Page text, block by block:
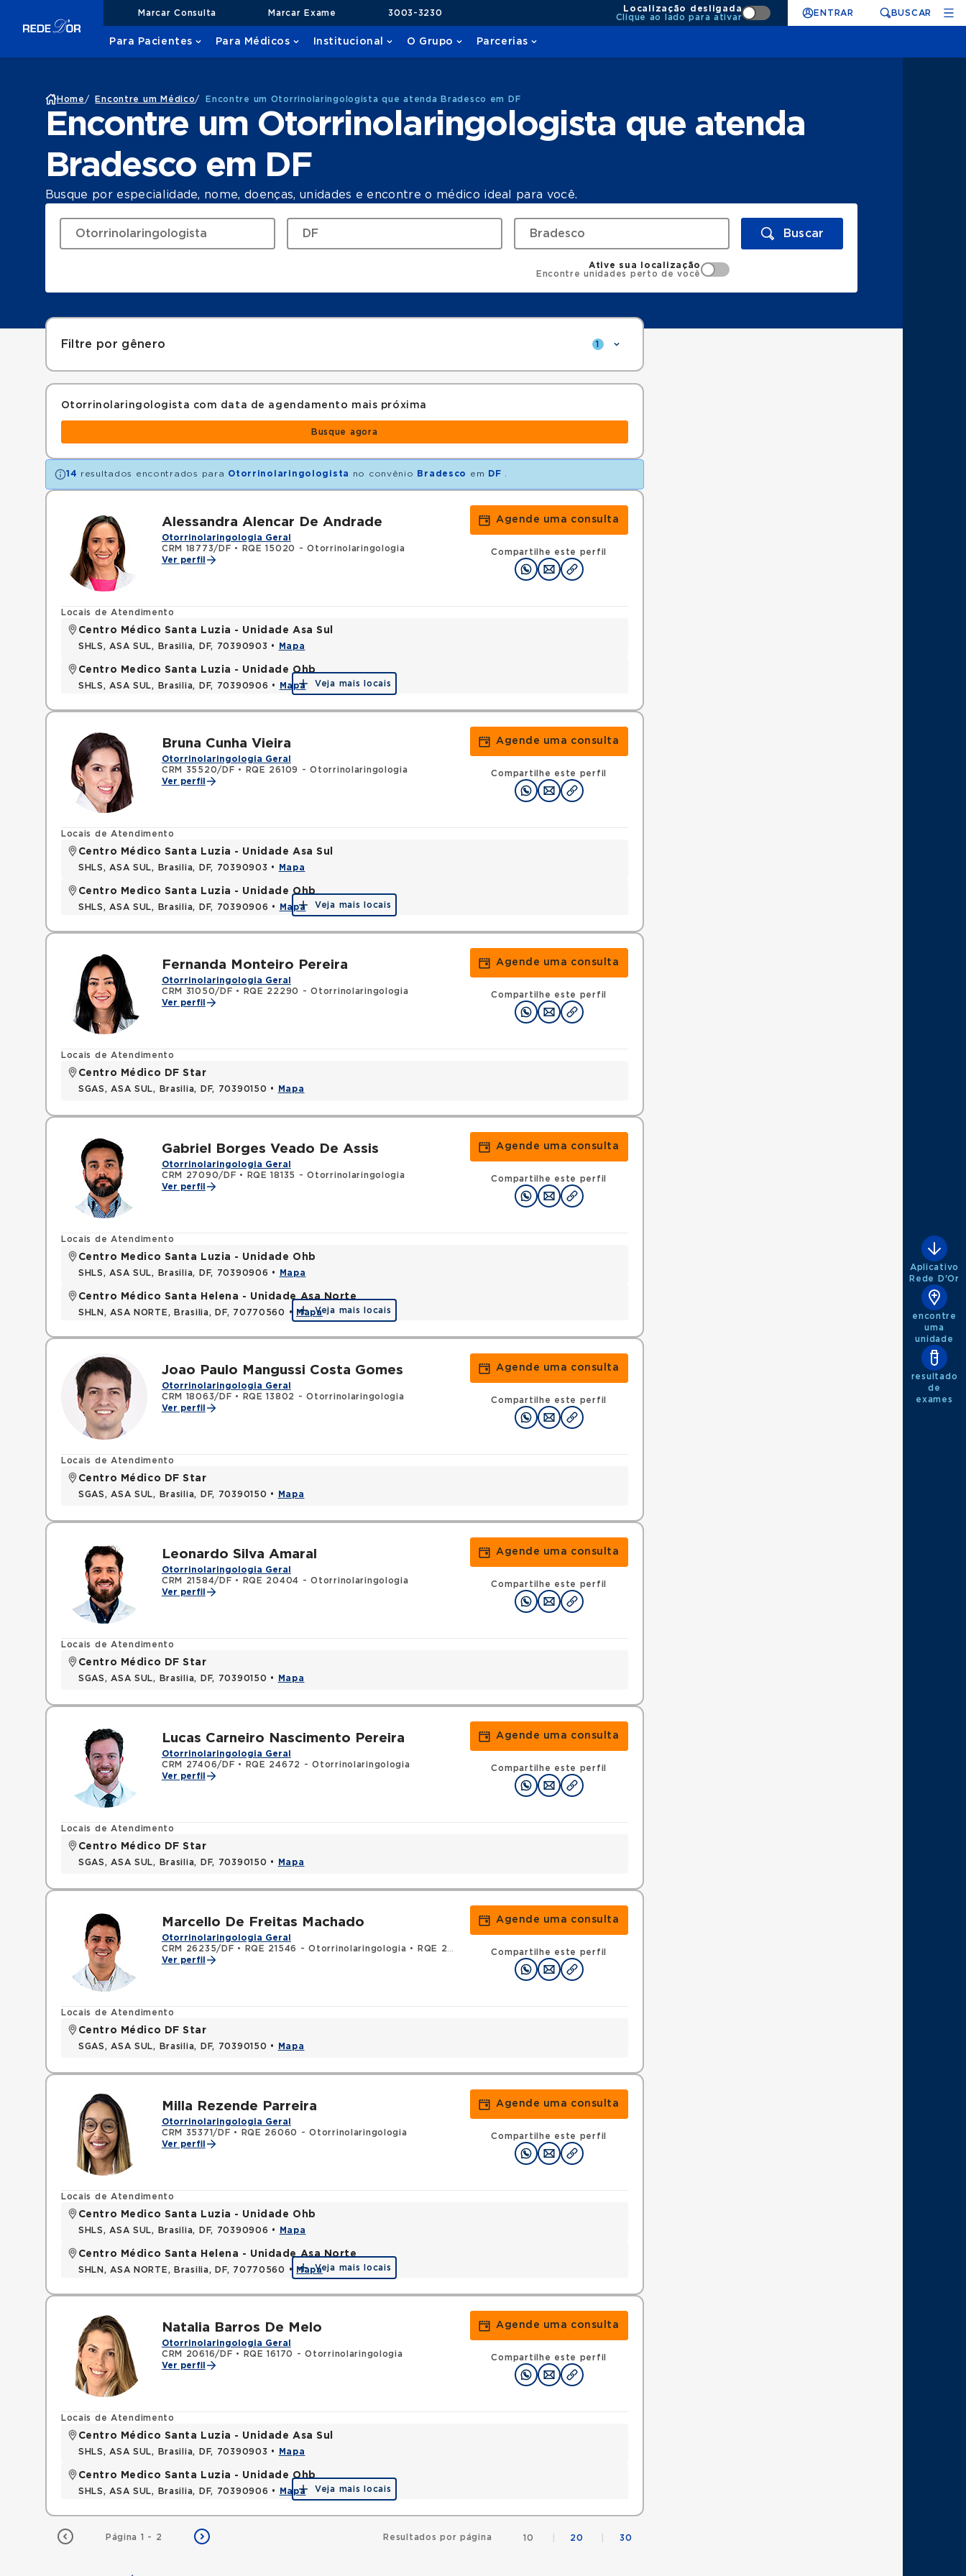
Marcar Consulta Marcar Exame 3003-3230
Localização desligada
Clique ao lado para ativar
ENTRAR BUSCAR
Para Pacientes Para Médicos Institucional O Grupo Parcerias
Home / Encontre um Médico/ Encontre um Otorrinolaringologista que atenda Bradesco em DF
Encontre um Otorrinolaringologista que atenda
Bradesco em DF
Busque por especialidade, nome, doenças, unidades e encontre o médico ideal para você.
Buscar
Ative sua localização
Encontre unidades perto de você
Filtre por gênero 1
Otorrinolaringologista com data de agendamento mais próxima
Busque agora
14 resultados encontrados para Otorrinolaringologista no convênio Bradesco em DF
Alessandra Alencar De Andrade
Otorrinolaringologia Geral
CRM 18773/DF •
RQE 15020 - Otorrinolaringologia
Ver perfil
Agende uma consulta
Compartilhe este perfil
Locais de Atendimento
Centro Médico Santa Luzia - Unidade Asa Sul
SHLS, ASA SUL, Brasilia, DF, 70390903 • Mapa
Centro Medico Santa Luzia - Unidade Ohb
SHLS, ASA SUL, Brasilia, DF, 70390906 • Mapa Veja mais locais
Bruna Cunha Vieira
Otorrinolaringologia Geral
CRM 35520/DF •
RQE 26109 - Otorrinolaringologia
Ver perfil
Agende uma consulta
Compartilhe este perfil
Locais de Atendimento
Centro Médico Santa Luzia - Unidade Asa Sul
SHLS, ASA SUL, Brasilia, DF, 70390903 • Mapa
Centro Medico Santa Luzia - Unidade Ohb
SHLS, ASA SUL, Brasilia, DF, 70390906 • Mapa Veja mais locais
Fernanda Monteiro Pereira
Otorrinolaringologia Geral
CRM 31050/DF •
RQE 22290 - Otorrinolaringologia
Ver perfil
Agende uma consulta
Compartilhe este perfil
Locais de Atendimento
Centro Médico DF Star
SGAS, ASA SUL, Brasilia, DF, 70390150 • Mapa
Gabriel Borges Veado De Assis
Otorrinolaringologia Geral
CRM 27090/DF •
RQE 18135 - Otorrinolaringologia
Ver perfil
Agende uma consulta
Compartilhe este perfil
Locais de Atendimento
Centro Medico Santa Luzia - Unidade Ohb
SHLS, ASA SUL, Brasilia, DF, 70390906 • Mapa
Centro Médico Santa Helena - Unidade Asa Norte
SHLN, ASA NORTE, Brasilia, DF, 70770560 • MapaVeja mais locais
Joao Paulo Mangussi Costa Gomes
Otorrinolaringologia Geral
CRM 18063/DF •
RQE 13802 - Otorrinolaringologia
Ver perfil
Agende uma consulta
Compartilhe este perfil
Locais de Atendimento
Centro Médico DF Star
SGAS, ASA SUL, Brasilia, DF, 70390150 • Mapa
Leonardo Silva Amaral
Otorrinolaringologia Geral
CRM 21584/DF •
RQE 20404 - Otorrinolaringologia
Ver perfil
Agende uma consulta
Compartilhe este perfil
Locais de Atendimento
Centro Médico DF Star
SGAS, ASA SUL, Brasilia, DF, 70390150 • Mapa
Lucas Carneiro Nascimento Pereira
Otorrinolaringologia Geral
CRM 27406/DF •
RQE 24672 - Otorrinolaringologia
Ver perfil
Agende uma consulta
Compartilhe este perfil
Locais de Atendimento
Centro Médico DF Star
SGAS, ASA SUL, Brasilia, DF, 70390150 • Mapa
Marcello De Freitas Machado
Otorrinolaringologia Geral
CRM 26235/DF • RQE 21546 - Otorrinolaringologia •
RQE 23605 - Medicina do tráfego
Ver perfil
Agende uma consulta
Compartilhe este perfil
Locais de Atendimento
Centro Médico DF Star
SGAS, ASA SUL, Brasilia, DF, 70390150 • Mapa
Milla Rezende Parreira
Otorrinolaringologia Geral
CRM 35371/DF •
RQE 26060 - Otorrinolaringologia
Ver perfil
Agende uma consulta
Compartilhe este perfil
Locais de Atendimento
Centro Medico Santa Luzia - Unidade Ohb
SHLS, ASA SUL, Brasilia, DF, 70390906 • Mapa
Centro Médico Santa Helena - Unidade Asa Norte
SHLN, ASA NORTE, Brasilia, DF, 70770560 • MapaVeja mais locais
Natalia Barros De Melo
Otorrinolaringologia Geral
CRM 20616/DF •
RQE 16170 - Otorrinolaringologia
Ver perfil
Agende uma consulta
Compartilhe este perfil
Locais de Atendimento
Centro Médico Santa Luzia - Unidade Asa Sul
SHLS, ASA SUL, Brasilia, DF, 70390903 • Mapa
Centro Medico Santa Luzia - Unidade Ohb
SHLS, ASA SUL, Brasilia, DF, 70390906 • Mapa Veja mais locais
Página 1 - 2 Resultados por página 10 20 30
Aplicativo
Rede D'Or
encontre
uma
unidade
resultado
de
exames